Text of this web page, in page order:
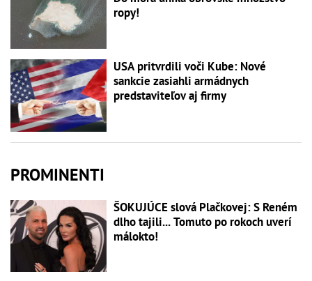
ropy!
USA pritvrdili voči Kube: Nové
sankcie zasiahli armádnych
predstaviteľov aj firmy
PROMINENTI
ŠOKUJÚCE slová Plačkovej: S Reném
dlho tajili... Tomuto po rokoch uverí
málokto!